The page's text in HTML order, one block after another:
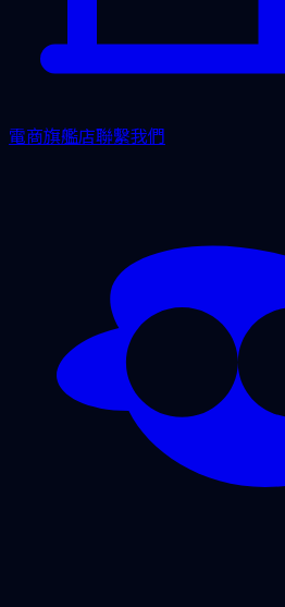
電商旗艦店聯繫我們